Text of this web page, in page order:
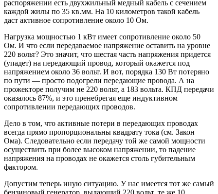
распоряжении есть двухжильный медный кабель с сечением
каждой жилы по 35 кв.мм. На 10 километров такой кабель
даст активное сопротивление около 10 Ом.
Нагрузка мощностью 1 кВт имеет сопротивление около 50
Ом. И что если передаваемое напряжение оставить на уровне
220 вольт? Это значит, что шестая часть напряжения придется
(упадет) на передающий провод, который окажется под
напряжением около 36 вольт. И вот, порядка 130 Вт потеряно
по пути — просто подогрели передающие провода. А на
прожекторе получим не 220 вольт, а 183 вольта. КПД передачи
оказалось 87%, и это пренебрегая еще индуктивном
сопротивлении передающих проводов.
Дело в том, что активные потери в передающих проводах
всегда прямо пропорциональны квадрату тока (см. Закон
Ома). Следовательно если передачу той же самой мощности
осуществить при более высоком напряжении, то падение
напряжения на проводах не окажется столь губительным
фактором.
Допустим теперь иную ситуацию. У нас имеется тот же самый